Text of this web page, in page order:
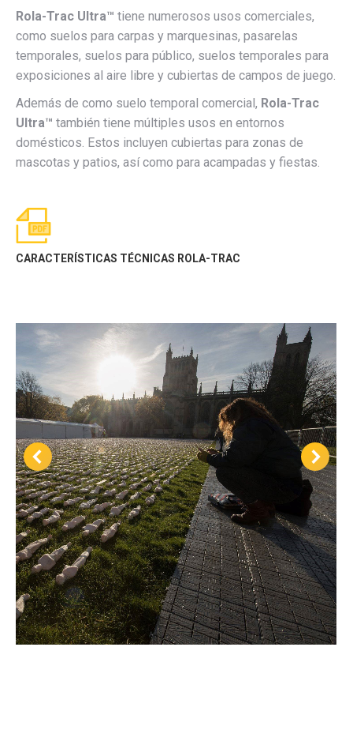
Rola-Trac Ultra™ tiene numerosos usos comerciales,
como suelos para carpas y marquesinas, pasarelas
temporales, suelos para público, suelos temporales para
exposiciones al aire libre y cubiertas de campos de juego.
Además de como suelo temporal comercial, Rola-Trac
Ultra™ también tiene múltiples usos en entornos
domésticos. Estos incluyen cubiertas para zonas de
mascotas y patios, así como para acampadas y fiestas.
CARACTERÍSTICAS TÉCNICAS ROLA-TRAC